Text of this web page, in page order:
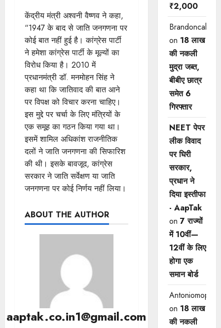
केंद्रीय मंत्री अश्वनी वैष्णव ने कहा,
“1947 के बाद से जाति जनगणना पर
कोई बात नहीं हुई है। कांग्रेस पार्टी
ने हमेशा कांग्रेस पार्टी के मूल्यों का
विरोध किया है। 2010 में
प्रधानमंत्री डॉ. मनमोहन सिंह ने
कहा था कि जातिवाद की बात आने
पर विपक्ष को विचार करना चाहिए।
इस मुद्दे पर चर्चा के लिए मंत्रियों के
एक समूह का गठन किया गया था।
इसमें शामिल अधिकांश राजनीतिक
दलों ने जाति जनगणना की सिफारिश
की थी। इसके बावजूद, कांग्रेस
सरकार ने जाति सर्वेक्षण या जाति
जनगणना पर कोई निर्णय नहीं लिया।
ABOUT THE AUTHOR
aaptak.co.in1@gmail.com
₹2,000
Brandoncah
on 18 लाख
की नकली
मुद्रा जब्त,
बीबीए छात्र
समेत 6
गिरफ्तार
NEET पेपर
लीक विवाद
पर घिरी
सरकार,
प्रधान ने
दिया इस्तीफा
- AapTak
on 7 राज्यों
में 10वीं—
12वीं ​के लिए
होगा एक
समान बोर्ड
Antoniomop
on 18 लाख
की नकली